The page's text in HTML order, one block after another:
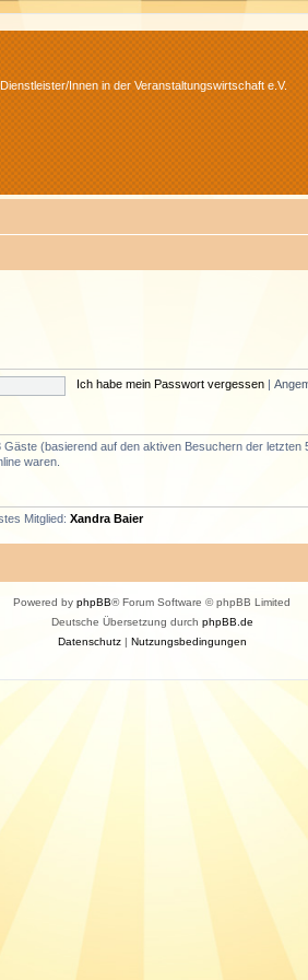
Innen in der Veranstaltungswirtschaft e.V.
Ich habe mein Passwort vergessen
(basierend auf den aktiven Besuchern der letzten
waren.
Mitglied: Xandra Baier
Powered by phpBB® Forum Software © phpBB Limited
Deutsche Übersetzung durch phpBB.de
Datenschutz| Nutzungsbedingungen